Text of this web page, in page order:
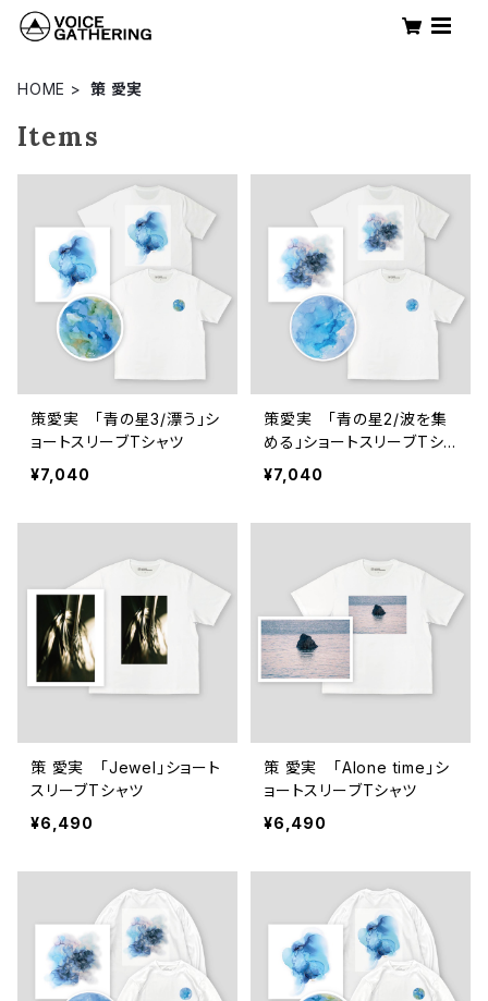
HOME 策 愛実
Items
策愛実 「青の星3/漂う」シ
ョートスリーブTシャツ
¥7,040
策愛実 「青の星2/波を集
める」ショートスリーブTシャ
ツ
¥7,040
策 愛実 「Jewel」ショート
スリーブTシャツ
¥6,490
策 愛実 「Alone time」シ
ョートスリーブTシャツ
¥6,490